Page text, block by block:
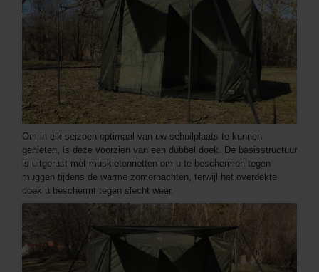
Om in elk seizoen optimaal van uw schuilplaats te kunnen
genieten, is deze voorzien van een dubbel doek. De basisstructuur
is uitgerust met muskietennetten om u te beschermen tegen
muggen tijdens de warme zomernachten, terwijl het overdekte
doek u beschermt tegen slecht weer.